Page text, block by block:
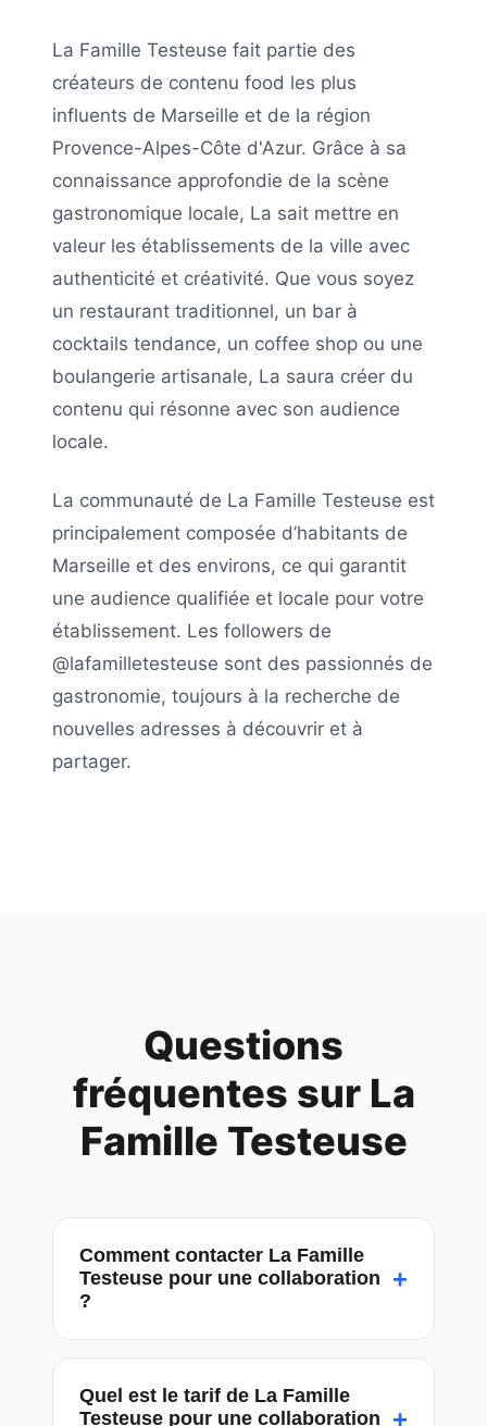
La Famille Testeuse fait partie des
créateurs de contenu food les plus
influents de Marseille et de la région
Provence-Alpes-Côte d'Azur. Grâce à sa
connaissance approfondie de la scène
gastronomique locale, La sait mettre en
valeur les établissements de la ville avec
authenticité et créativité. Que vous soyez
un restaurant traditionnel, un bar à
cocktails tendance, un coffee shop ou une
boulangerie artisanale, La saura créer du
contenu qui résonne avec son audience
locale.
La communauté de La Famille Testeuse est
principalement composée d’habitants de
Marseille et des environs, ce qui garantit
une audience qualifiée et locale pour votre
établissement. Les followers de
@lafamilletesteuse sont des passionnés de
gastronomie, toujours à la recherche de
nouvelles adresses à découvrir et à
partager.
Questions
fréquentes sur La
Famille Testeuse
Comment contacter La Famille
Testeuse pour une collaboration
?
+
Quel est le tarif de La Famille
Testeuse pour une collaboration
+